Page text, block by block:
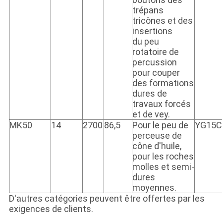
trépans
tricônes et des
insertions
du peu
rotatoire de
percussion
pour couper
des formations
dures de
travaux forcés
et de vey.
MK50 14 2700 86,5
Pour le peu de
perceuse de
cône d'huile,
pour les roches
molles et semi-
dures
moyennes.
YG15C
D'autres catégories peuvent être offertes par les
exigences de clients.